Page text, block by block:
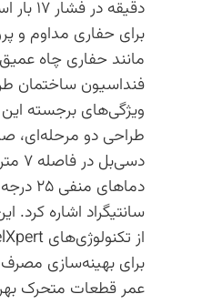
دقیقه
برای حفاری مداوم و
مانند حفاری چاه
فنداسیون ساختمان
ویژگی‌های برجسته
سانتیگراد اشاره کرد.
برای بهینه‌سازی
عمر قطعات متحرک